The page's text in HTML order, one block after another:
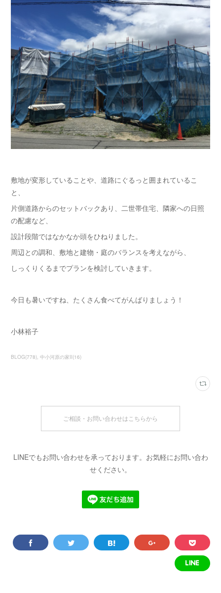
敷地が変形していることや、道路にぐるっと囲まれているこ
と、
片側道路からのセットバックあり、二世帯住宅、隣家への日照
の配慮など、
設計段階ではなかなか頭をひねりました。
周辺との調和、敷地と建物・庭のバランスを考えながら、
しっくりくるまでプランを検討していきます。
今日も暑いですね、たくさん食べてがんばりましょう！
小林裕子
BLOG(778) 中小河原の家Ⅱ(16)
ご相談・お問い合わせはこちらから
LINEでもお問い合わせを承っております。お気軽にお問い合わ
せください。